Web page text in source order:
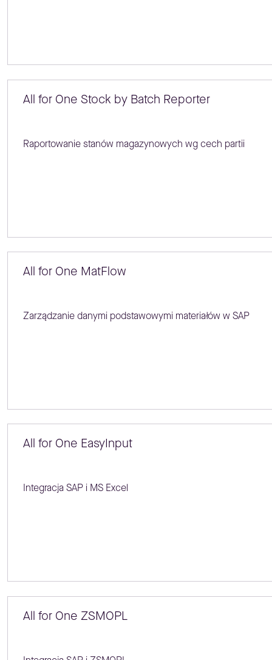
All for One Stock by Batch Reporter
Raportowanie stanów magazynowych wg cech partii
All for One MatFlow
Zarządzanie danymi podstawowymi materiałów w SAP
All for One EasyInput
Integracja SAP i MS Excel
All for One ZSMOPL